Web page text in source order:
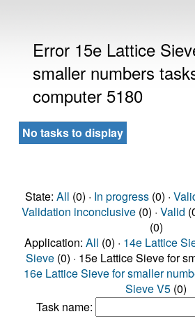
Error 15e Lattice
smaller numbers
computer 5180
No tasks to display
State: All (0) · In progress(0) ·
Validation inconclusive(0) · Valid
(0)
Application: All (0) · 14e Lattice
Sieve (0) · 15e Lattice Sieve for
16e Lattice Sieve for smaller
Sieve V5 (0)
Task name: